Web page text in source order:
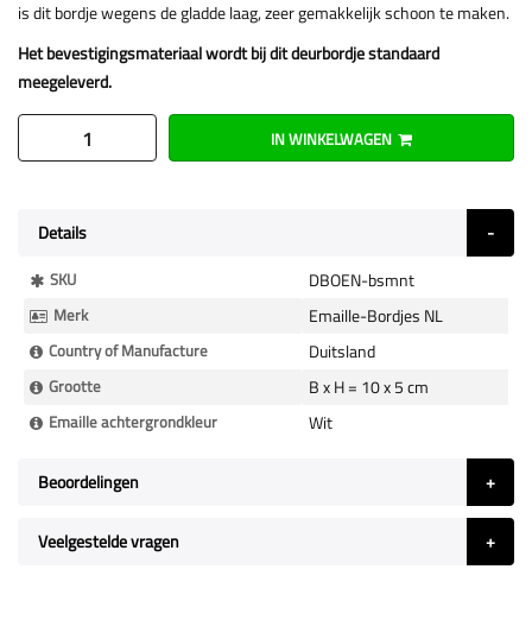
is dit bordje wegens de gladde laag, zeer gemakkelijk schoon te maken.
Het bevestigingsmateriaal wordt bij dit deurbordje standaard
meegeleverd.
IN WINKELWAGEN
Details
Meer
Informatie
SKU DBOEN-bsmnt
Merk Emaille-Bordjes NL
Country of Manufacture Duitsland
Grootte B x H = 10 x 5 cm
Emaille achtergrondkleur Wit
Beoordelingen
Veelgestelde vragen